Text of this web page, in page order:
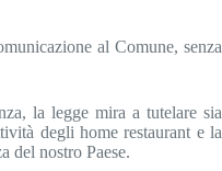
al Comune, senza
la legge mira a tutelare sia
degli home restaurant e la
del nostro Paese.